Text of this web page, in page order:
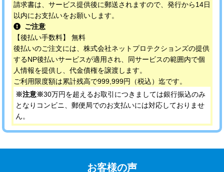
請求書は、サービス提供後に郵送されますので、発行から14日
以内にお支払いをお願いします。
ご注意
【後払い手数料】 無料
後払いのご注文には、株式会社ネットプロテクションズの提供
するNP後払いサービスが適用され、同サービスの範囲内で個
人情報を提供し、代金債権を譲渡します。
ご利用限度額は累計残高で999,999円（税込）迄です。
※注意※30万円を超えるお取引につきましては銀行振込のみ
となりコンビニ、郵便局でのお支払いには対応しておりませ
ん。
お客様の声